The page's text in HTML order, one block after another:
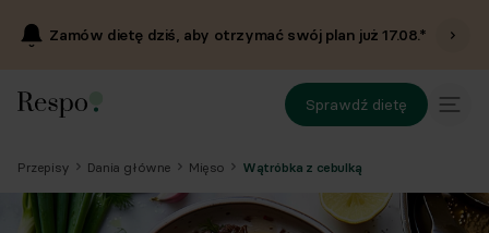
Zamów dietę dziś, aby otrzymać swój plan już17.08.*
Sprawdź dietę
Przepisy Dania główne Mięso Wątróbka z cebulką